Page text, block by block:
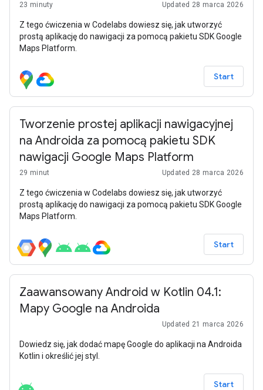
23 minuty Updated 28 marca 2026
Z tego ćwiczenia w Codelabs dowiesz się, jak utworzyć
prostą aplikację do nawigacji za pomocą pakietu SDK Google
Maps Platform.
Start
Tworzenie prostej aplikacji nawigacyjnej
na Androida za pomocą pakietu SDK
nawigacji Google Maps Platform
29 minut Updated 28 marca 2026
Z tego ćwiczenia w Codelabs dowiesz się, jak utworzyć
prostą aplikację do nawigacji za pomocą pakietu SDK Google
Maps Platform.
Start
Zaawansowany Android w Kotlin 04.1:
Mapy Google na Androida
Updated 21 marca 2026
Dowiedz się, jak dodać mapę Google do aplikacji na Androida
Kotlin i określić jej styl.
Start